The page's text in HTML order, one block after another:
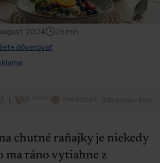
2024 26 min
dôverovať
chutné raňajky je niekedy
ma ráno vytiahne z